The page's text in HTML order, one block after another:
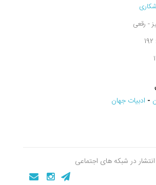
- رقعی
- ادبيات جهان
انتشار در شبکه های اجتماعی